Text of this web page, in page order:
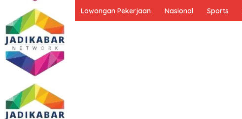
Lowongan Pekerjaan Nasional Sports